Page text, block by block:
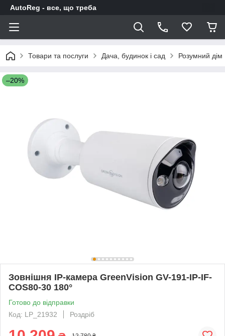
AutoReg - все, що треба
Товари та послуги Дача, будинок і сад Розумний дім
–20%
Зовнішня IP-камера GreenVision GV-191-IP-IF-
COS80-30 180°
Готово до відправки
Код: LP_21932
Роздріб